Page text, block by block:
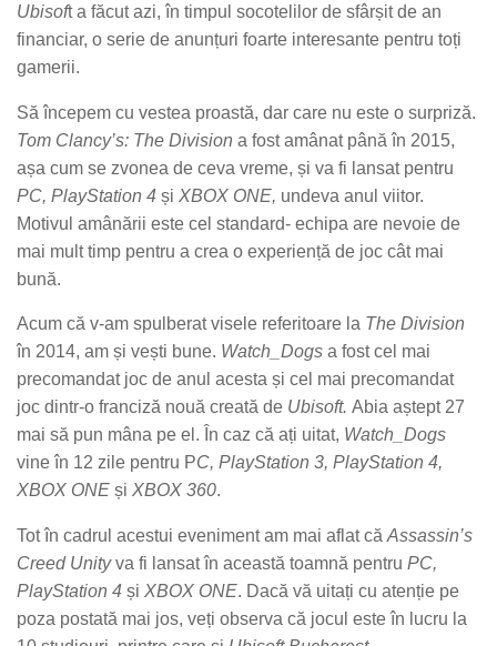
Ubisoft a făcut azi, în timpul socotelilor de sfârșit de an
financiar, o serie de anunțuri foarte interesante pentru toți
gamerii.
Să începem cu vestea proastă, dar care nu este o surpriză.
Tom Clancy’s: The Division a fost amânat până în 2015,
așa cum se zvonea de ceva vreme, și va fi lansat pentru
PC, PlayStation 4 și XBOX ONE, undeva anul viitor.
Motivul amânării este cel standard- echipa are nevoie de
mai mult timp pentru a crea o experiență de joc cât mai
bună.
Acum că v-am spulberat visele referitoare la The Division
în 2014, am și vești bune. Watch_Dogs a fost cel mai
precomandat joc de anul acesta și cel mai precomandat
joc dintr-o franciză nouă creată de Ubisoft. Abia aștept 27
mai să pun mâna pe el. În caz că ați uitat, Watch_Dogs
vine în 12 zile pentru PC, PlayStation 3, PlayStation 4,
XBOX ONE și XBOX 360.
Tot în cadrul acestui eveniment am mai aflat că Assassin’s
Creed Unityva fi lansat în această toamnă pentru PC,
PlayStation 4 și XBOX ONE. Dacă vă uitați cu atenție pe
poza postată mai jos, veți observa că jocul este în lucru la